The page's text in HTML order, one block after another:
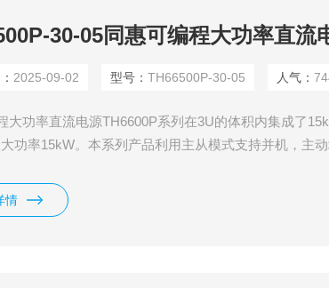
30-05同惠可编程大功率直流
2025-09-02 型号：TH66500P-30-05 人气：
大功率直流电源TH6600P系列在3U的体积内集成了
功率15kW。本系列产品利用主从模式支持并机，主
高可靠性，高效的设置功能和丰富的测量功能。
情